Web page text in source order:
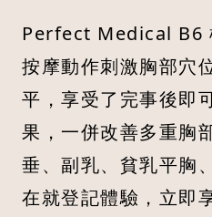
Perfect Medical B6
按摩動作刺激胸部穴
平，享受了完事後即
果，一併改善多重胸
垂、副乳、貧乳平胸
在就登記體驗，立即